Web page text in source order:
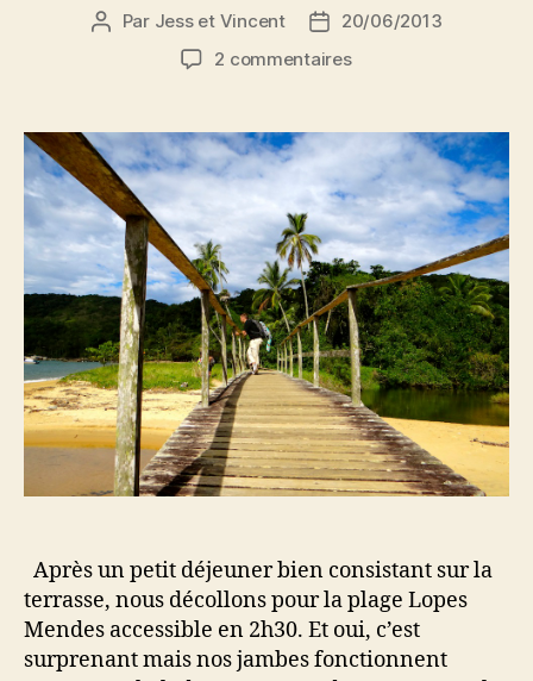
Auteur
Par Jess et Vincent
Date
de
20/06/2013
2 commentairessur
partie
(17
juin
2013)
Après un petit déjeuner bien consistant sur la
terrasse, nous décollons pour la plage Lopes
Mendes accessible en 2h30. Et oui, c’est
surprenant mais nos jambes fonctionnent